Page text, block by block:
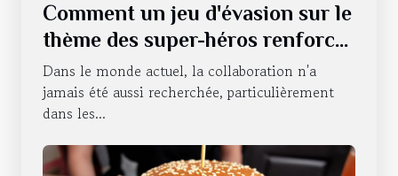
Comment un jeu d'évasion sur le
thème des super-héros renforce
le travail d'équipe ?
Dans le monde actuel, la collaboration n'a
jamais été aussi recherchée, particulièrement
dans les...